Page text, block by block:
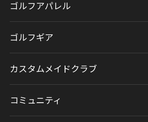
ゴルフアパレル
ゴルフギア
カスタムメイドクラブ
コミュニティ